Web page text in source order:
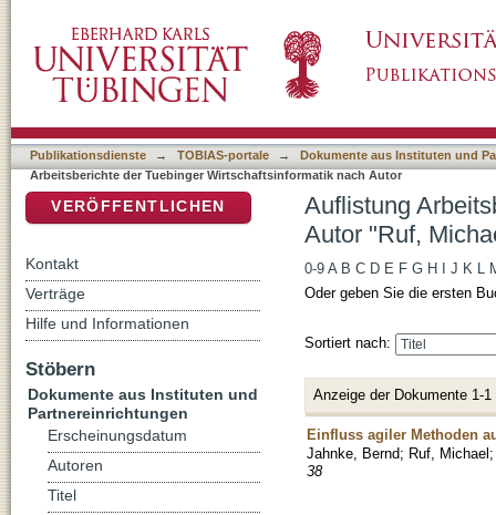
Publikationsdienste → TOBIAS-portale →
Dokumente aus Instituten und
Arbeitsberichte der Tuebinger Wirtschaftsinformatik nach Autor
Auflistung
Autor "Ruf,
0-9 A B C D E F G H J K L
Oder geben Sie die ersten
Sortiert nach:
Anzeige der Dokumente 1-1
Einfluss agiler Methoden
Jahnke, Bernd; Ruf, Michael
38
VERÖFFENTLICHEN
Kontakt
Verträge
Hilfe und Informationen
Stöbern
Dokumente aus Instituten und
Partnereinrichtungen
Erscheinungsdatum
Autoren
Titel